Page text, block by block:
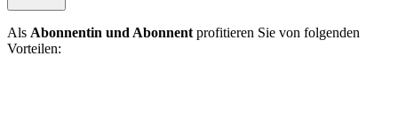
Als Abonnentin und Abonnentprofitieren Sie von folgenden
Vorteilen: